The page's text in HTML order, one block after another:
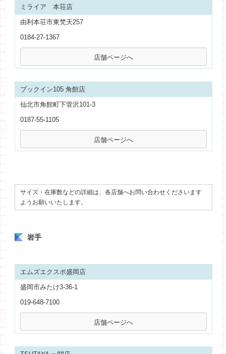
ミライア 本荘店
由利本荘市東梵天257
0184-27-1367
ブックイン105 角館店
仙北市角館町下管沢101-3
0187-55-1105
サイズ・在庫数などの詳細は、各店舗へお問い合わせくださいます
ようお願いいたします。
岩手
エムズエクスポ盛岡店
盛岡市みたけ3-36-1
019-648-7100